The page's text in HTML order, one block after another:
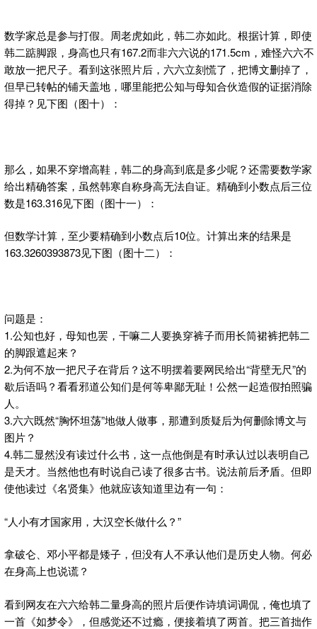
数学家总是参与打假。周老虎如此，韩二亦如此。根据计算，即使
韩二踮脚跟，身高也只有167.2而非六六说的171.5cm，难怪六六不
敢放一把尺子。看到这张照片后，六六立刻慌了，把博文删掉了，
但早已转帖的铺天盖地，哪里能把公知与母知合伙造假的证据消除
得掉？见下图（图十）：
那么，如果不穿增高鞋，韩二的身高到底是多少呢？还需要数学家
给出精确答案，虽然韩寒自称身高无法自证。精确到小数点后三位
数是163.316见下图（图十一）：
但数学计算，至少要精确到小数点后10位。计算出来的结果是
163.3260393873见下图（图十二）：
问题是：
1.公知也好，母知也罢，干嘛二人要换穿裤子而用长筒裙裤把韩二
的脚跟遮起来？
2.为何不放一把尺子在背后？这不明摆着要网民给出“背壁无尺”的
歇后语吗？看看邪道公知们是何等卑鄙无耻！公然一起造假拍照骗
人。
3.六六既然“胸怀坦荡”地做人做事，那遭到质疑后为何删除博文与
图片？
4.韩二显然没有读过什么书，这一点他倒是有时承认过以表明自己
是天才。当然他也有时说自己读了很多古书。说法前后矛盾。但即
使他读过《名贤集》他就应该知道里边有一句：
“人小有才国家用，大汉空长做什么？”
拿破仑、邓小平都是矮子，但没有人不承认他们是历史人物。何必
在身高上也说谎？
看到网友在六六给韩二量身高的照片后便作诗填词调侃，俺也填了
一首《如梦令》，但感觉还不过瘾，便接着填了两首。把三首拙作